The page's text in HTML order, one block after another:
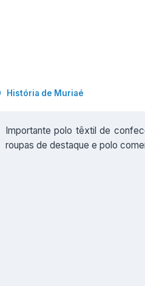
História de Muriaé
Importante polo têxtil de
roupas de destaque e polo